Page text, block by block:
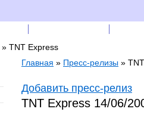
» TNT Express
Главная » Пресс-релизы »
Добавить пресс-релиз
TNT Express 14/06/